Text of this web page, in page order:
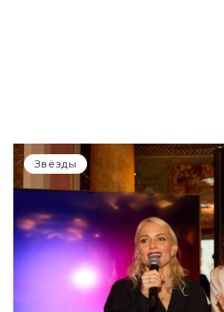
Звёзды